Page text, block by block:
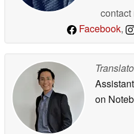
Facebook,
Assistant
on